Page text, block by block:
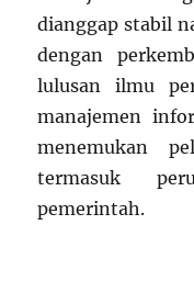
dianggap stabil
dengan
lulusan ilmu
manajemen
menemukan
termasuk
pemerintah.